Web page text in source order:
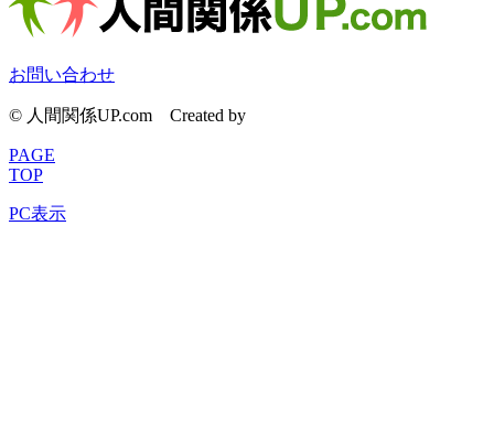
お問い合わせ
© 人間関係UP.com Created by
PAGE
TOP
PC表示